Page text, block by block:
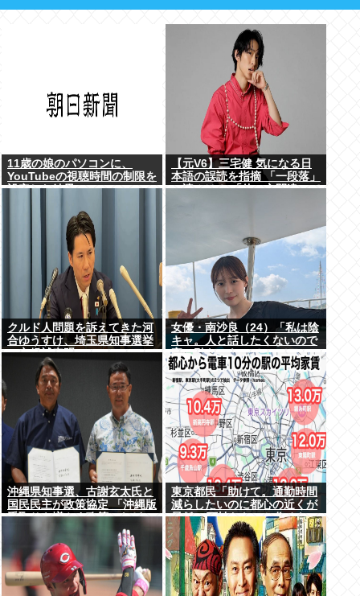
11歳の娘のパソコンに、
YouTubeの視聴時間の制限を
設定した結果
【元V6】三宅健 気になる日
本語の誤読を指摘 「一段落」
の読みは？ 「使い方間違って
クルド人問題を訴えてきた河
合ゆうすけ、埼玉県知事選挙
に立候補表明www
女優・南沙良（24）「私は陰
キャ。人と話したくないので
家に引きこもってPCでアニ
メを観ていたい」
沖縄県知事選、古謝玄太氏と
国民民主が政策協定 「沖縄版
手取りを増やす政策」など5
東京都民「助けて。通勤時間
減らしたいのに都心の近くが
最低10万払わないと住めない
の」